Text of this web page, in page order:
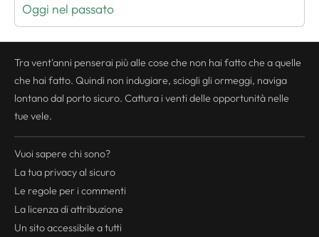
Oggi nel passato
Tra vent'anni penserai più alle cose che non hai fatto che a quelle
che hai fatto. Quindi non indugiare, sciogli gli ormeggi, naviga
lontano dal porto sicuro. Cattura i venti delle opportunità nelle
tue vele.
Vuoi sapere chi sono?
La tua privacyal sicuro
Le regole per i commenti
La licenza di attribuzione
Un sito accessibile a tutti